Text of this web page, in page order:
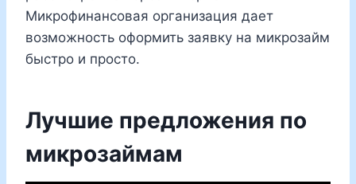
Микрофинансовая организация дает
возможность оформить заявку на микрозайм
быстро и просто.
Лучшие предложения по
микрозаймам